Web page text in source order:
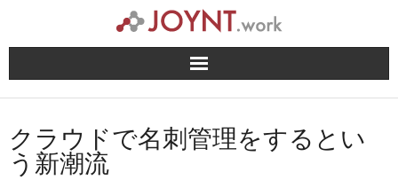
content
クラウドで名刺管理をするとい
う新潮流